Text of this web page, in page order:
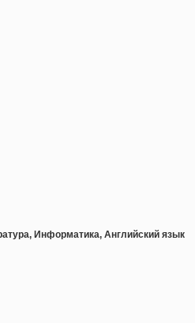
Информатика, Английский язык